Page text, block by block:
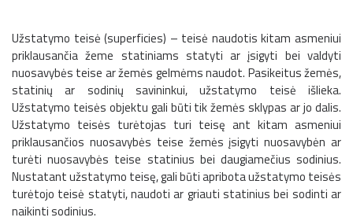
Užstatymo teisė (superficies) – teisė naudotis kitam asmeniui
priklausančia žeme statiniams statyti ar įsigyti bei valdyti
nuosavybės teise ar žemės gelmėms naudot. Pasikeitus žemės,
statinių ar sodinių savininkui, užstatymo teisė išlieka.
Užstatymo teisės objektu gali būti tik žemės sklypas ar jo dalis.
Užstatymo teisės turėtojas turi teisę ant kitam asmeniui
priklausančios nuosavybės teise žemės įsigyti nuosavybėn ar
turėti nuosavybės teise statinius bei daugiamečius sodinius.
Nustatant užstatymo teisę, gali būti apribota užstatymo teisės
turėtojo teisė statyti, naudoti ar griauti statinius bei sodinti ar
naikinti sodinius.